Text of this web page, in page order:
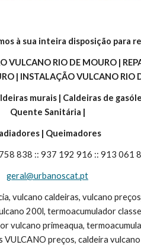
à sua inteira disposição para
VULCANO RIO DE MOURO |
| INSTALAÇÃO VULCANO RIO
murais | Caldeiras de
Quente Sanitária |
| Queimadores
838 :: 937 192 916 :: 913 061
geral@urbanoscat.pt
vulcano caldeiras, vulcano
200l, termoacumulador
vulcano primeaqua,
preços, caldeira